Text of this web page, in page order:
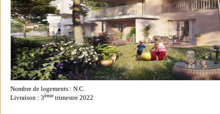
Nombre de logements : N.C.
Livraison : 3ème trimestre 2022